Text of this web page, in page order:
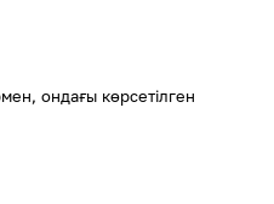
ондағы көрсетілген